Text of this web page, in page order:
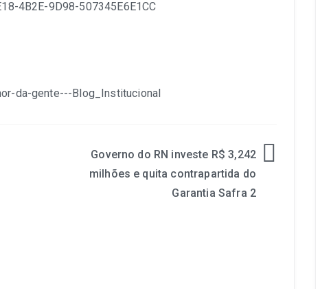
Governo do RN investe R$ 3,242
milhões e quita contrapartida do
Garantia Safra 2